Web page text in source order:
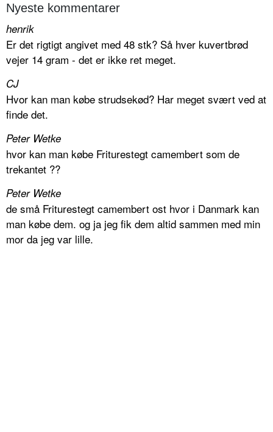
Nyeste kommentarer
henrik
Er det rigtigt angivet med 48 stk? Så hver kuvertbrød
vejer 14 gram - det er ikke ret meget.
CJ
Hvor kan man købe strudsekød? Har meget svært ved at
finde det.
Peter Wetke
hvor kan man købe Friturestegt camembert som de
trekantet ??
Peter Wetke
de små Friturestegt camembert ost hvor i Danmark kan
man købe dem. og ja jeg fik dem altid sammen med min
mor da jeg var lille.